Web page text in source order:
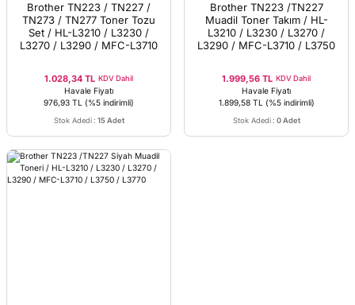
Brother TN223 / TN227 /
TN273 / TN277 Toner Tozu
Set / HL-L3210 / L3230 /
L3270 / L3290 / MFC-L3710
1.028,34 TL KDV Dahil
Havale Fiyatı
976,93 TL (%5 indirimli)
Stok Adedi : 15 Adet
Brother TN223 /TN227
Muadil Toner Takım / HL-
L3210 / L3230 / L3270 /
L3290 / MFC-L3710 / L3750
1.999,56 TL KDV Dahil
Havale Fiyatı
1.899,58 TL
(%5 indirimli)
Stok Adedi : 0 Adet